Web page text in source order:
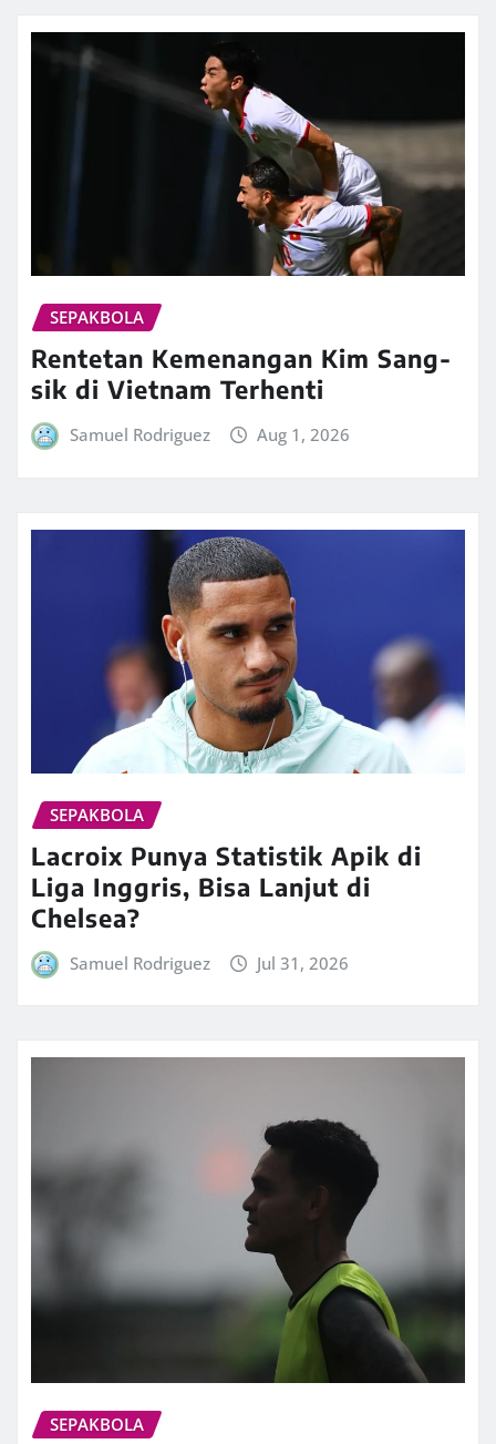
SEPAKBOLA
Rentetan Kemenangan Kim Sang-
sik di Vietnam Terhenti
Samuel Rodriguez Aug 1, 2026
SEPAKBOLA
Lacroix Punya Statistik Apik di
Liga Inggris, Bisa Lanjut di
Chelsea?
Samuel Rodriguez Jul 31, 2026
SEPAKBOLA